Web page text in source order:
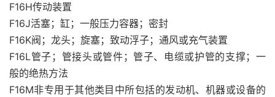
F16H传动装置
F16J活塞；缸；一般压力容器；密封
F16K阀；龙头；旋塞；致动浮子；通风或充气装置
F16L管子；管接头或管件；管子、电缆或护管的支撑；一
般的绝热方法
F16M非专用于其他类目中所包括的发动机、机器或设备的